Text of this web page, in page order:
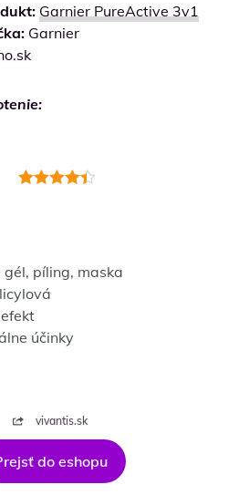
Garnier PureActive 3v1
Garnier
píling, maska
účinky
vivantis.sk
do eshopu